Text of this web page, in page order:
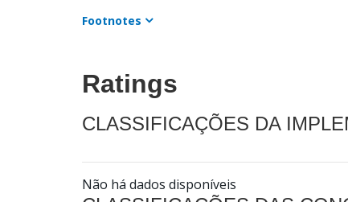
Footnotes
Ratings
CLASSIFICAÇÕES DA
Não há dados disponíveis